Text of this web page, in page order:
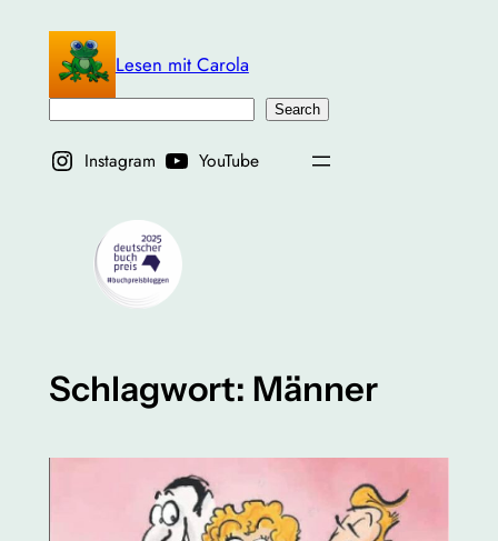
springen
Lesen mit Carola
Search
Instagram YouTube
Schlagwort: Männer